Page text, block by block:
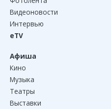
Видеоновости
Интервью
eTV
Афиша
Кино
Музыка
Театры
Выставки